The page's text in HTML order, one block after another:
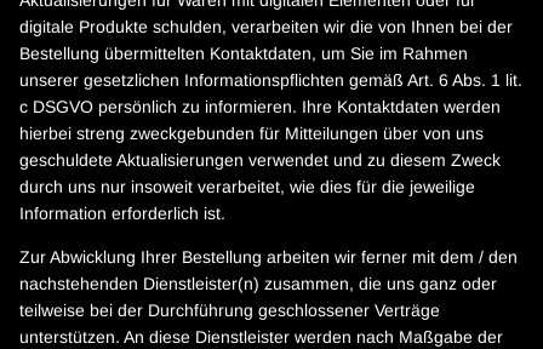
digitale Produkte schulden, verarbeiten wir die von Ihnen bei der
Bestellung übermittelten Kontaktdaten, um Sie im Rahmen
unserer gesetzlichen Informationspflichten gemäß Art. 6 Abs. 1 lit.
c DSGVO persönlich zu informieren. Ihre Kontaktdaten werden
hierbei streng zweckgebunden für Mitteilungen über von uns
geschuldete Aktualisierungen verwendet und zu diesem Zweck
durch uns nur insoweit verarbeitet, wie dies für die jeweilige
Information erforderlich ist.
Zur Abwicklung Ihrer Bestellung arbeiten wir ferner mit dem / den
nachstehenden Dienstleister(n) zusammen, die uns ganz oder
teilweise bei der Durchführung geschlossener Verträge
unterstützen. An diese Dienstleister werden nach Maßgabe der